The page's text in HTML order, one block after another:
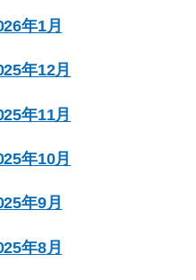
年1月
年12月
年11月
年10月
年9月
年8月